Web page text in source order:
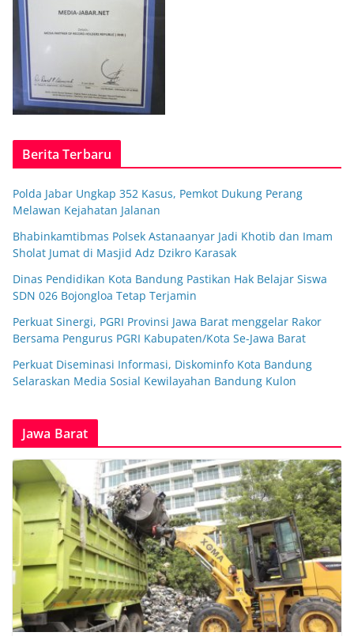
Berita Terbaru
Polda Jabar Ungkap 352 Kasus, Pemkot Dukung Perang
Melawan Kejahatan Jalanan
Bhabinkamtibmas Polsek Astanaanyar Jadi Khotib dan Imam
Sholat Jumat di Masjid Adz Dzikro Karasak
Dinas Pendidikan Kota Bandung Pastikan Hak Belajar Siswa
SDN 026 Bojongloa Tetap Terjamin
Perkuat Sinergi, PGRI Provinsi Jawa Barat menggelar Rakor
Bersama Pengurus PGRI Kabupaten/Kota Se-Jawa Barat
Perkuat Diseminasi Informasi, Diskominfo Kota Bandung
Selaraskan Media Sosial Kewilayahan Bandung Kulon
Jawa Barat